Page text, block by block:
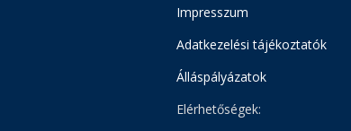
Impresszum
Adatkezelési tájékoztatók
Álláspályázatok
Elérhetőségek: